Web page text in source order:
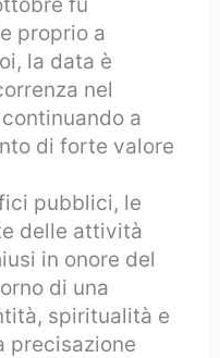
proprio a
la data è
nel
a
di forte valore
pubblici, le
delle attività
in onore del
di una
spiritualità e
precisazione